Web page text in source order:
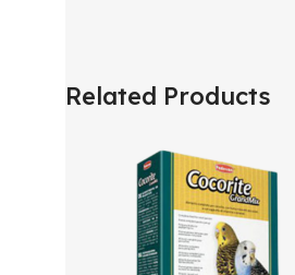
Related Products